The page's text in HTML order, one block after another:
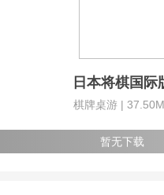
日本将棋国际
棋牌桌游 |
暂无下载